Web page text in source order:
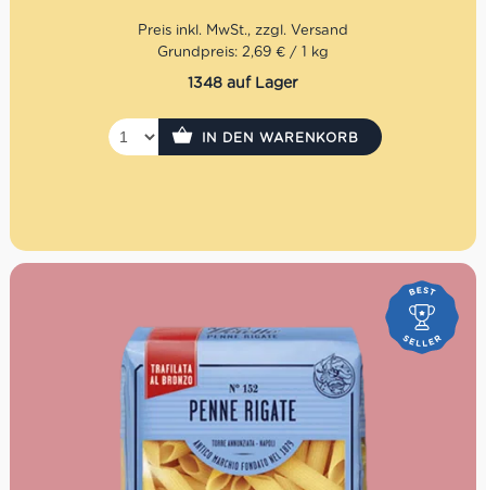
Grundpreis: 2,69 € / 1 kg
1348 auf Lager
IN DEN WARENKORB